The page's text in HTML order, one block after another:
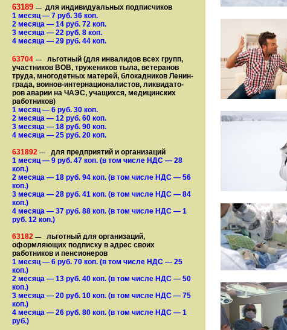
63189 — для индивидуальных подписчиков
1 месяц— 7 руб. 36 коп.
2 месяца — 14 руб. 72 коп.
3 месяца — 22 руб. 8 коп.
4 месяца — 29 руб. 44 коп.
63704 —
льготный (для ин­ва­лидов всех групп,
участ­ников ВОВ, труже­ни­ков тыла, ветеранов
труда, мно­го­­детных матерей, бло­­кад­ни­ков Ле­нин­
града, воинов-интернаци­о­на­­ли­стов, лик­ви­да­то­
ров аварии на ЧАЭС, уча­щихся, медицинских
работников)
1 месяц— 6 руб. 30 коп.
2 месяца — 12 руб. 60 коп.
3 месяца — 18 руб. 90 коп.
4 месяца — 25 руб. 20 коп.
631892 —
для предприятий и организаций
1 месяц— 9 руб. 47 коп. (в том числе НДС — 28
коп.)
2 месяца — 18 руб. 94 коп. (в том числе НДС — 56
коп.)
3 месяца — 28 руб. 41 коп. (в том числе НДС — 84
коп.)
4 месяца — 37 руб. 88 коп. (в том числе НДС — 1
руб. 12 коп.)
63182 —
льготный для организаций,
оформляющих подписку в адрес своих
работников и пенсионеров
1 месяц— 6 руб. 70 коп. (в том числе НДС — 25
коп.)
2 месяца — 13 руб. 40 коп. (в том числе НДС — 50
коп.)
3 месяца — 20 руб. 10 коп. (в том числе НДС — 75
коп.)
4 месяца — 26 руб. 80 коп. (в том числе НДС — 1
руб.)